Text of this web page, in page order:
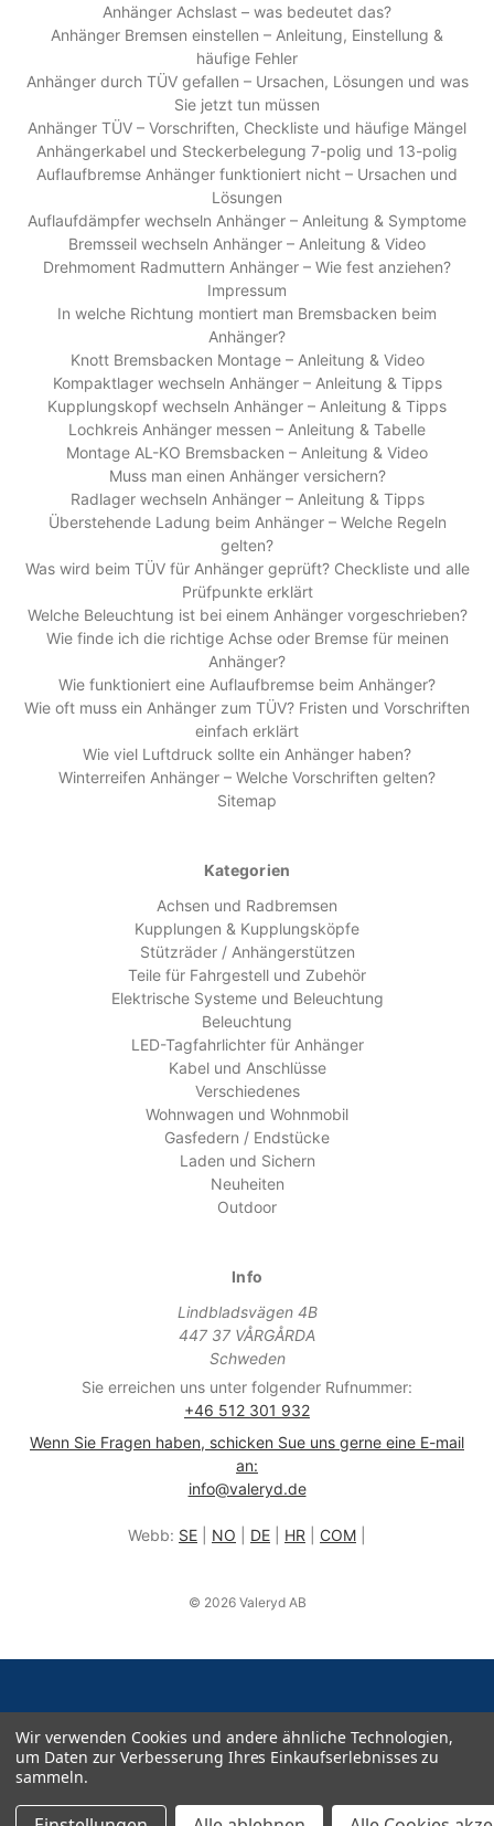
Anhänger Achslast – was bedeutet das?
Anhänger Bremsen einstellen – Anleitung, Einstellung &
häufige Fehler
Anhänger durch TÜV gefallen – Ursachen, Lösungen und was
Sie jetzt tun müssen
Anhänger TÜV – Vorschriften, Checkliste und häufige Mängel
Anhängerkabel und Steckerbelegung 7-polig und 13-polig
Auflaufbremse Anhänger funktioniert nicht – Ursachen und
Lösungen
Auflaufdämpfer wechseln Anhänger – Anleitung & Symptome
Bremsseil wechseln Anhänger – Anleitung & Video
Drehmoment Radmuttern Anhänger – Wie fest anziehen?
Impressum
In welche Richtung montiert man Bremsbacken beim
Anhänger?
Knott Bremsbacken Montage – Anleitung & Video
Kompaktlager wechseln Anhänger – Anleitung & Tipps
Kupplungskopf wechseln Anhänger – Anleitung & Tipps
Lochkreis Anhänger messen – Anleitung & Tabelle
Montage AL-KO Bremsbacken – Anleitung & Video
Muss man einen Anhänger versichern?
Radlager wechseln Anhänger – Anleitung & Tipps
Überstehende Ladung beim Anhänger – Welche Regeln
gelten?
Was wird beim TÜV für Anhänger geprüft? Checkliste und alle
Prüfpunkte erklärt
Welche Beleuchtung ist bei einem Anhänger vorgeschrieben?
Wie finde ich die richtige Achse oder Bremse für meinen
Anhänger?
Wie funktioniert eine Auflaufbremse beim Anhänger?
Wie oft muss ein Anhänger zum TÜV? Fristen und Vorschriften
einfach erklärt
Wie viel Luftdruck sollte ein Anhänger haben?
Winterreifen Anhänger – Welche Vorschriften gelten?
Sitemap
Kategorien
Achsen und Radbremsen
Kupplungen & Kupplungsköpfe
Stützräder / Anhängerstützen
Teile für Fahrgestell und Zubehör
Elektrische Systeme und Beleuchtung
Beleuchtung
LED-Tagfahrlichter für Anhänger
Kabel und Anschlüsse
Verschiedenes
Wohnwagen und Wohnmobil
Gasfedern / Endstücke
Laden und Sichern
Neuheiten
Outdoor
Info
Lindbladsvägen 4B
447 37 VÅRGÅRDA
Schweden
Sie erreichen uns unter folgender Rufnummer:
+46 512 301 932
Wenn Sie Fragen haben, schicken Sue uns gerne eine E-mail
an:
info@valeryd.de
Webb: SE NO DE HR COM
© 2026 Valeryd AB
Wir verwenden Cookies und andere ähnliche Technologien,
um Daten zur Verbesserung Ihres Einkaufserlebnisses zu
sammeln.